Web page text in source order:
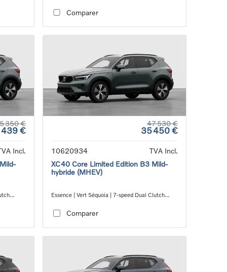
Comparer
350 €
439 €
Incl.
47 530 €
35 450 €
10620934
TVA Incl.
XC40 Core Limited Edition B3 Mild-
hybride (MHEV)
Essence | Vert Séquoia | 7-speed Dual Clutch
Comparer